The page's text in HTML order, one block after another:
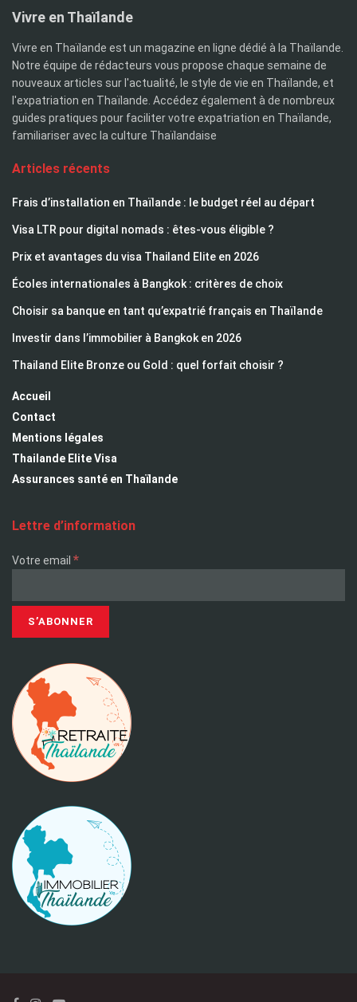
Vivre en Thaïlande
Vivre en Thaïlande est un magazine en ligne dédié à la Thaïlande.
Notre équipe de rédacteurs vous propose chaque semaine de
nouveaux articles sur l'actualité, le style de vie en Thaïlande, et
l'expatriation en Thaïlande. Accédez également à de nombreux
guides pratiques pour faciliter votre expatriation en Thaïlande,
familiariser avec la culture Thaïlandaise
Articles récents
Frais d’installation en Thaïlande : le budget réel au départ
Visa LTR pour digital nomads : êtes-vous éligible ?
Prix et avantages du visa Thailand Elite en 2026
Écoles internationales à Bangkok : critères de choix
Choisir sa banque en tant qu’expatrié français en Thaïlande
Investir dans l’immobilier à Bangkok en 2026
Thailand Elite Bronze ou Gold : quel forfait choisir ?
Accueil
Contact
Mentions légales
Thailande Elite Visa
Assurances santé en Thaïlande
Lettre d’information
Votre email *